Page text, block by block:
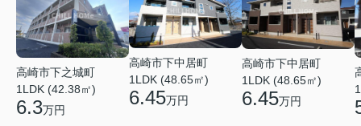
高崎市下之城町
1LDK (42.38㎡)
6.3万円
高崎市下中居町
1LDK (48.65㎡)
6.45万円
高崎市下中居町
1LDK (48.65㎡)
6.45万円